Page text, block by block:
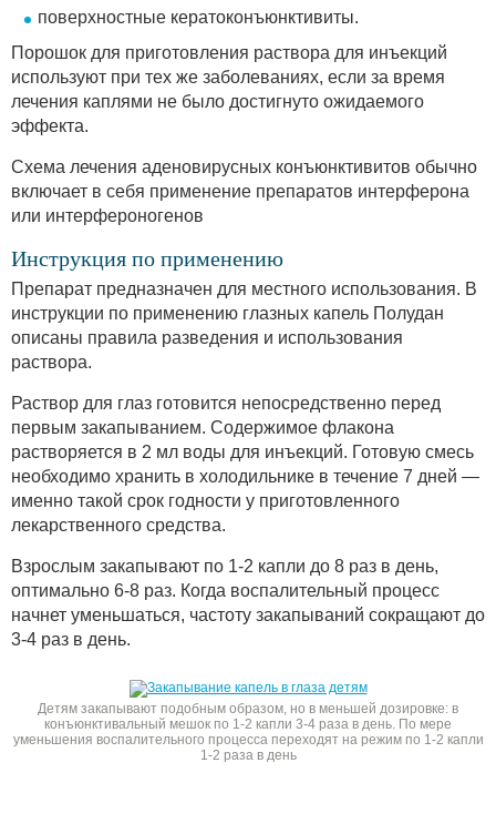
поверхностные кератоконъюнктивиты.
Порошок для приготовления раствора для инъекций
используют при тех же заболеваниях, если за время
лечения каплями не было достигнуто ожидаемого
эффекта.
Схема лечения аденовирусных конъюнктивитов обычно
включает в себя применение препаратов интерферона
или интерфероногенов
Инструкция по применению
Препарат предназначен для местного использования. В
инструкции по применению глазных капель Полудан
описаны правила разведения и использования
раствора.
Раствор для глаз готовится непосредственно перед
первым закапыванием. Содержимое флакона
растворяется в 2 мл воды для инъекций. Готовую смесь
необходимо хранить в холодильнике в течение 7 дней —
именно такой срок годности у приготовленного
лекарственного средства.
Взрослым закапывают по 1-2 капли до 8 раз в день,
оптимально 6-8 раз. Когда воспалительный процесс
начнет уменьшаться, частоту закапываний сокращают до
3-4 раз в день.
Детям закапывают подобным образом, но в меньшей дозировке: в
конъюнктивальный мешок по 1-2 капли 3-4 раза в день. По мере
уменьшения воспалительного процесса переходят на режим по 1-2 капли
1-2 раза в день